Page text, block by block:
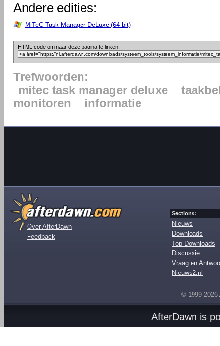
Andere edities:
MiTeC Task Manager DeLuxe (64-bit)
HTML code om naar deze pagina te linken:
Trefwoorden:
mitec task manager deluxe
monitoren
informatie
Over AfterDawn
Feedback
Sections:
Nieuws
Downloads
Top Downloads
Discussie
Vraag en
Nieuws2.nl
© 1999-2026
AfterDawn is